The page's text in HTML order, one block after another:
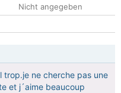
Nicht angegeben
trop.je ne cherche pas une
et j´aime beaucoup